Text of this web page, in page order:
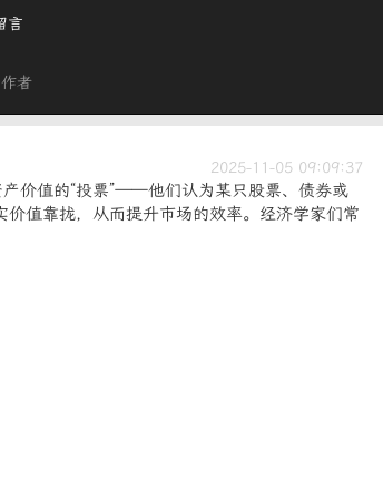
言
者
2025-11-05 09:09:37
价值的“投票”——他们认为某只股票、债券或
值靠拢，从而提升市场的效率。经济学家们常